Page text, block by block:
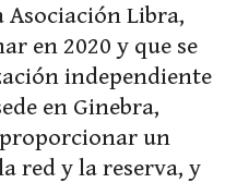
Asociación Libra,
en 2020 y que se
independiente
en Ginebra,
un
red y la reserva, y